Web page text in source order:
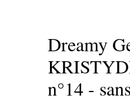
Dreamy
n°14 -